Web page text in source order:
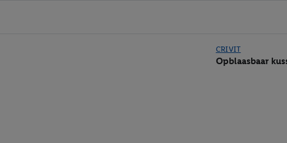
CRIVIT
Opblaasbaar